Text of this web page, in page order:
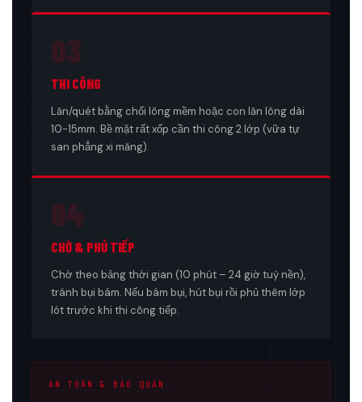
03
THI CÔNG
Lăn/quét bằng chổi lông mềm hoặc con lăn lông dài
10-15mm. Bề mặt rất xốp cần thi công 2 lớp (vữa tự
san phẳng xi măng).
04
CHỜ & PHỦ TIẾP
Chờ theo bảng thời gian (10 phút – 24 giờ tuỳ nền),
tránh bụi bám. Nếu bám bụi, hút bụi rồi phủ thêm lớp
lót trước khi thi công tiếp.
AN TOÀN & BẢO QUẢN